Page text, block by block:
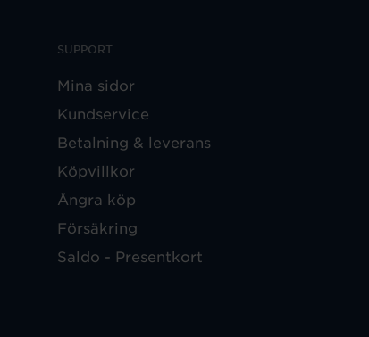
SUPPORT
Mina sidor
Kundservice
Betalning & leverans
Köpvillkor
Ångra köp
Försäkring
Saldo - Presentkort